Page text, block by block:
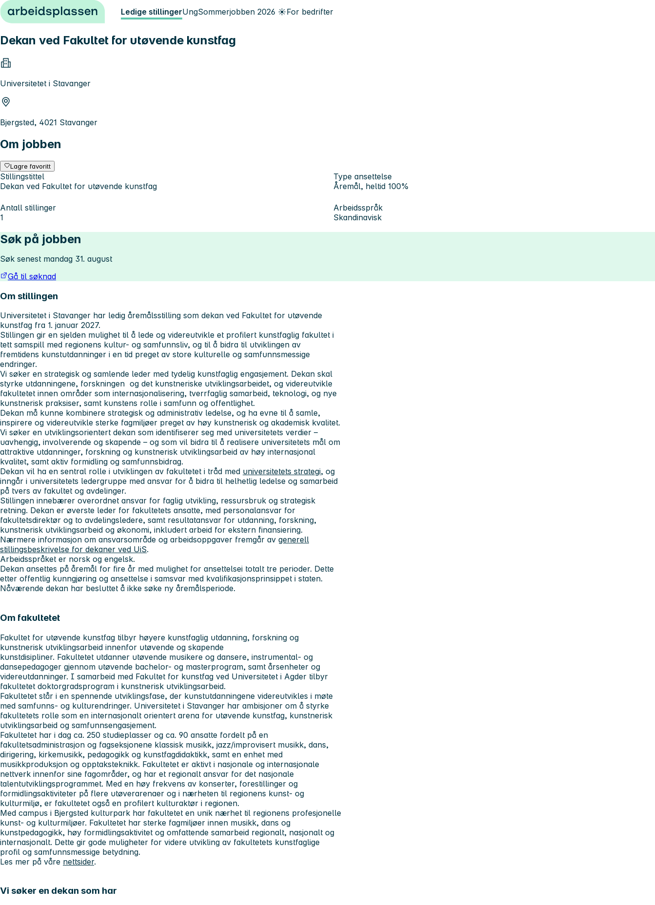
Hopp til innhold Ledige stillingerUngSommerjobben 2026 ☀️For bedrifter
Dekan ved Fakultet for utøvende kunstfag
Universitetet i Stavanger
Bjergsted, 4021 Stavanger
Om jobben
Lagre favoritt
Stillingstittel
Dekan ved Fakultet for utøvende kunstfag
Type ansettelse
Åremål, heltid 100%
Antall stillinger
1
Arbeidsspråk
Skandinavisk
Søk på jobben
Søk senest mandag 31. august
Gå til søknad
Om stillingen
Universitetet i Stavanger har ledig åremålsstilling som dekan ved Fakultet for utøvende
kunstfag fra 1. januar 2027.
Stillingen gir en sjelden mulighet til å lede og videreutvikle et profilert kunstfaglig fakultet i
tett samspill med regionens kultur- og samfunnsliv, og til å bidra til utviklingen av
fremtidens kunstutdanninger i en tid preget av store kulturelle og samfunnsmessige
endringer.
Vi søker en strategisk og samlende leder med tydelig kunstfaglig engasjement. Dekan skal
styrke utdanningene, forskningen og det kunstneriske utviklingsarbeidet, og videreutvikle
fakultetet innen områder som internasjonalisering, tverrfaglig samarbeid, teknologi, og nye
kunstnerisk praksiser, samt kunstens rolle i samfunn og offentlighet.
Dekan må kunne kombinere strategisk og administrativ ledelse, og ha evne til å samle,
inspirere og videreutvikle sterke fagmiljøer preget av høy kunstnerisk og akademisk kvalitet.
Vi søker en utviklingsorientert dekan som identifiserer seg med universitetets verdier –
uavhengig, involverende og skapende – og som vil bidra til å realisere universitetets mål om
attraktive utdanninger, forskning og kunstnerisk utviklingsarbeid av høy internasjonal
kvalitet, samt aktiv formidling og samfunnsbidrag.
Dekan vil ha en sentral rolle i utviklingen av fakultetet i tråd med universitetets strategi, og
inngår i universitetets ledergruppe med ansvar for å bidra til helhetlig ledelse og samarbeid
på tvers av fakultet og avdelinger.
Stillingen innebærer overordnet ansvar for faglig utvikling, ressursbruk og strategisk
retning. Dekan er øverste leder for fakultetets ansatte, med personalansvar for
fakultetsdirektør og to avdelingsledere, samt resultatansvar for utdanning, forskning,
kunstnerisk utviklingsarbeid og økonomi, inkludert arbeid for ekstern finansiering.
Nærmere informasjon om ansvarsområde og arbeidsoppgaver fremgår av generell
stillingsbeskrivelse for dekaner ved UiS.
Arbeidsspråket er norsk og engelsk.
Dekan ansettes på åremål for fire år med mulighet for ansettelsei totalt tre perioder. Dette
etter offentlig kunngjøring og ansettelse i samsvar med kvalifikasjonsprinsippet i staten.
Nåværende dekan har besluttet å ikke søke ny åremålsperiode.
Om fakultetet
Fakultet for utøvende kunstfag tilbyr høyere kunstfaglig utdanning, forskning og
kunstnerisk utviklingsarbeid innenfor utøvende og skapende
kunstdisipliner. Fakultetet utdanner utøvende musikere og dansere, instrumental- og
dansepedagoger gjennom utøvende bachelor- og masterprogram, samt årsenheter og
videreutdanninger. I samarbeid med Fakultet for kunstfag ved Universitetet i Agder tilbyr
fakultetet doktorgradsprogram i kunstnerisk utviklingsarbeid.
Fakultetet står i en spennende utviklingsfase, der kunstutdanningene videreutvikles i møte
med samfunns- og kulturendringer. Universitetet i Stavanger har ambisjoner om å styrke
fakultetets rolle som en internasjonalt orientert arena for utøvende kunstfag, kunstnerisk
utviklingsarbeid og samfunnsengasjement.
Fakultetet har i dag ca. 250 studieplasser og ca. 90 ansatte fordelt på en
fakultetsadministrasjon og fagseksjonene klassisk musikk, jazz/improvisert musikk, dans,
dirigering, kirkemusikk, pedagogikk og kunstfagdidaktikk, samt en enhet med
musikkproduksjon og opptaksteknikk. Fakultetet er aktivt i nasjonale og internasjonale
nettverk innenfor sine fagområder, og har et regionalt ansvar for det nasjonale
talentutviklingsprogrammet. Med en høy frekvens av konserter, forestillinger og
formidlingsaktiviteter på flere utøverarenaer og i nærheten til regionens kunst- og
kulturmiljø, er fakultetet også en profilert kulturaktør i regionen.
Med campus i Bjergsted kulturpark har fakultetet en unik nærhet til regionens profesjonelle
kunst- og kulturmiljøer. Fakultetet har sterke fagmiljøer innen musikk, dans og
kunstpedagogikk, høy formidlingsaktivitet og omfattende samarbeid regionalt, nasjonalt og
internasjonalt. Dette gir gode muligheter for videre utvikling av fakultetets kunstfaglige
profil og samfunnsmessige betydning.
Les mer på våre nettsider.
Vi søker en dekan som har